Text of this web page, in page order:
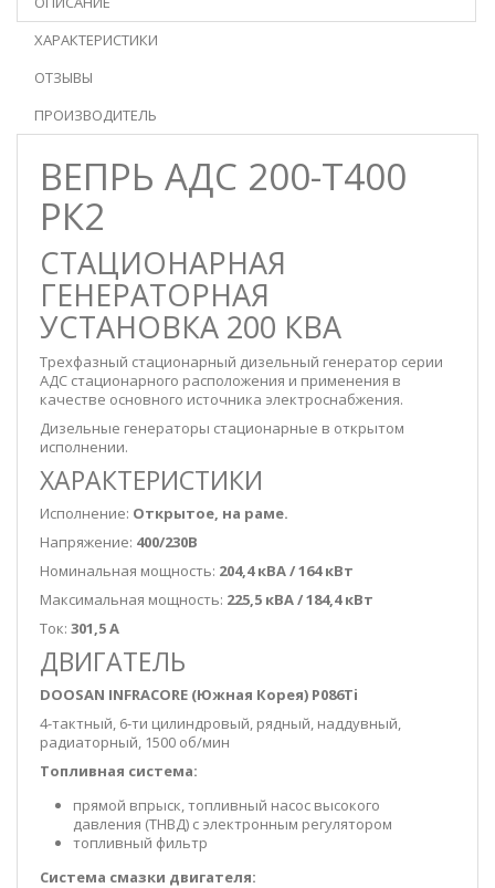
ХАРАКТЕРИСТИКИ
ОТЗЫВЫ
ПРОИЗВОДИТЕЛЬ
ВЕПРЬ АДС 200-Т400
РК2
СТАЦИОНАРНАЯ
ГЕНЕРАТОРНАЯ
УСТАНОВКА 200 КВА
Трехфазный стационарный дизельный генератор серии
АДС стационарного расположения и применения в
качестве основного источника электроснабжения.
Дизельные генераторы стационарные в открытом
исполнении.
ХАРАКТЕРИСТИКИ
Исполнение: Открытое, на раме.
Напряжение: 400/230В
Номинальная мощность: 204,4 кВА / 164 кВт
Максимальная мощность: 225,5 кВА / 184,4 кВт
Ток: 301,5 А
ДВИГАТЕЛЬ
DOOSAN INFRACORE (Южная Корея) P086Ti
4-тактный, 6-ти цилиндровый, рядный, наддувный,
радиаторный, 1500 об/мин
Топливная система:
прямой впрыск, топливный насос высокого
давления (ТНВД) с электронным регулятором
топливный фильтр
Система смазки двигателя: